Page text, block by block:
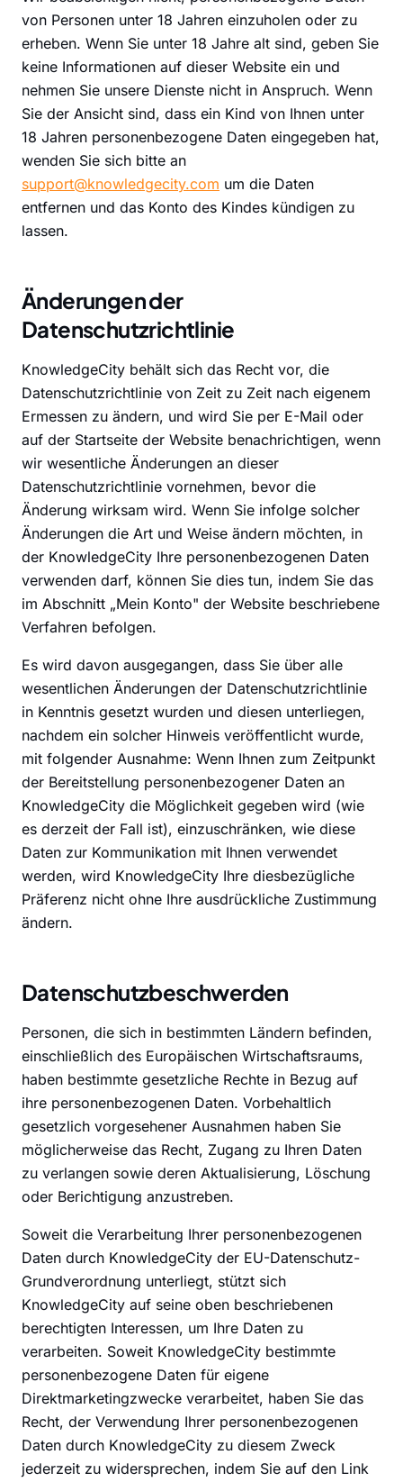
von Personen unter 18 Jahren einzuholen oder zu
erheben. Wenn Sie unter 18 Jahre alt sind, geben Sie
keine Informationen auf dieser Website ein und
nehmen Sie unsere Dienste nicht in Anspruch. Wenn
Sie der Ansicht sind, dass ein Kind von Ihnen unter
18 Jahren personenbezogene Daten eingegeben hat,
wenden Sie sich bitte an
support@knowledgecity.com um die Daten
entfernen und das Konto des Kindes kündigen zu
lassen.
Änderungen der
Datenschutzrichtlinie
KnowledgeCity behält sich das Recht vor, die
Datenschutzrichtlinie von Zeit zu Zeit nach eigenem
Ermessen zu ändern, und wird Sie per E-Mail oder
auf der Startseite der Website benachrichtigen, wenn
wir wesentliche Änderungen an dieser
Datenschutzrichtlinie vornehmen, bevor die
Änderung wirksam wird. Wenn Sie infolge solcher
Änderungen die Art und Weise ändern möchten, in
der KnowledgeCity Ihre personenbezogenen Daten
verwenden darf, können Sie dies tun, indem Sie das
im Abschnitt „Mein Konto" der Website beschriebene
Verfahren befolgen.
Es wird davon ausgegangen, dass Sie über alle
wesentlichen Änderungen der Datenschutzrichtlinie
in Kenntnis gesetzt wurden und diesen unterliegen,
nachdem ein solcher Hinweis veröffentlicht wurde,
mit folgender Ausnahme: Wenn Ihnen zum Zeitpunkt
der Bereitstellung personenbezogener Daten an
KnowledgeCity die Möglichkeit gegeben wird (wie
es derzeit der Fall ist), einzuschränken, wie diese
Daten zur Kommunikation mit Ihnen verwendet
werden, wird KnowledgeCity Ihre diesbezügliche
Präferenz nicht ohne Ihre ausdrückliche Zustimmung
ändern.
Datenschutzbeschwerden
Personen, die sich in bestimmten Ländern befinden,
einschließlich des Europäischen Wirtschaftsraums,
haben bestimmte gesetzliche Rechte in Bezug auf
ihre personenbezogenen Daten. Vorbehaltlich
gesetzlich vorgesehener Ausnahmen haben Sie
möglicherweise das Recht, Zugang zu Ihren Daten
zu verlangen sowie deren Aktualisierung, Löschung
oder Berichtigung anzustreben.
Soweit die Verarbeitung Ihrer personenbezogenen
Daten durch KnowledgeCity der EU-Datenschutz-
Grundverordnung unterliegt, stützt sich
KnowledgeCity auf seine oben beschriebenen
berechtigten Interessen, um Ihre Daten zu
verarbeiten. Soweit KnowledgeCity bestimmte
personenbezogene Daten für eigene
Direktmarketingzwecke verarbeitet, haben Sie das
Recht, der Verwendung Ihrer personenbezogenen
Daten durch KnowledgeCity zu diesem Zweck
jederzeit zu widersprechen, indem Sie auf den Link